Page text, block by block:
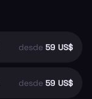
desde 59 US$
desde 59 US$